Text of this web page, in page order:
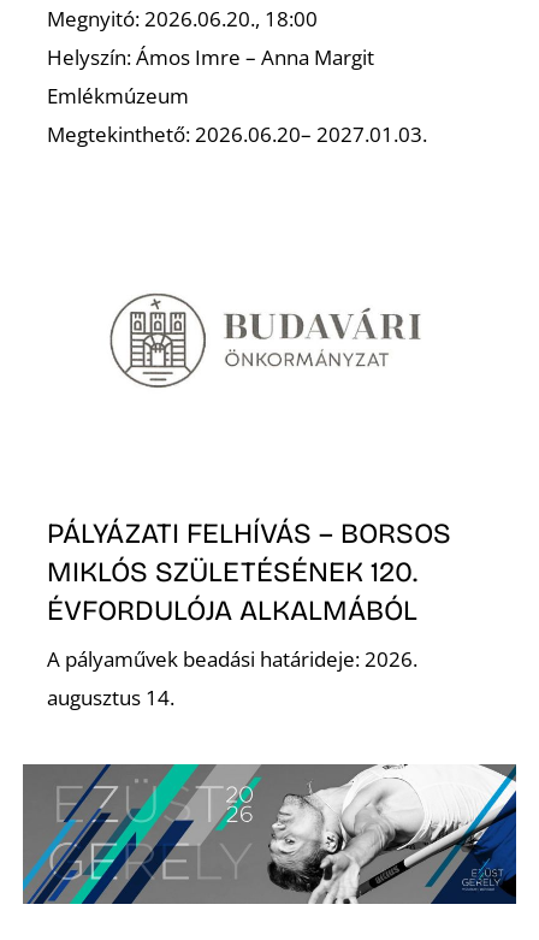
Megnyitó: 2026.06.20., 18:00
Helyszín: Ámos Imre – Anna Margit
Emlékmúzeum
Megtekinthető: 2026.06.20– 2027.01.03.
PÁLYÁZATI FELHÍVÁS – BORSOS
MIKLÓS SZÜLETÉSÉNEK 120.
ÉVFORDULÓJA ALKALMÁBÓL
A pályaművek beadási határideje: 2026.
augusztus 14.